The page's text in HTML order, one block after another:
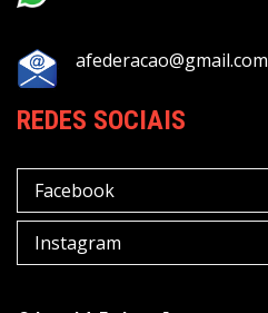
afederacao@gmail.com
REDES SOCIAIS
Facebook
Instagram